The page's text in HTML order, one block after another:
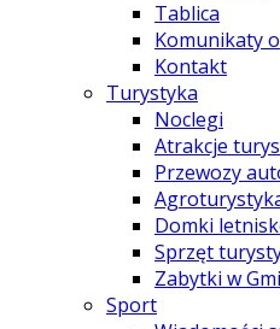
Tablica
Komunikaty
Kontakt
Turystyka
Noclegi
Atrakcje
Przewozy
Domki
Sprzęt
Zabytki w
Sport